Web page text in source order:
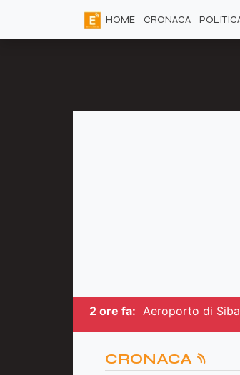
HOME CRONACA
2 ore fa: Aeroporto di
CRONACA